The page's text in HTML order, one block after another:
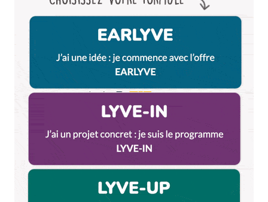
Dis-nous tout*
Prévenez-moi de tous les nouveaux commentaires
par e-mail.